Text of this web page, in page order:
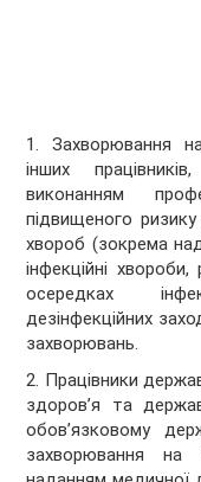
1. Захворювання
інших
виконанням
підвищеного
хвороб (зокрема
інфекційні
осередках
дезінфекційних
захворювань.
2. Працівники
здоров’я та
обов’язковому
захворювання на